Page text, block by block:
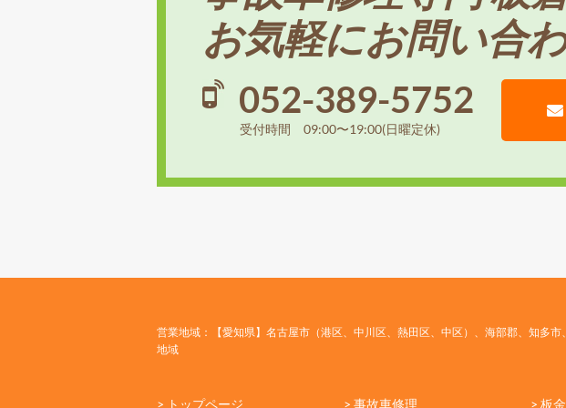
お気軽にお問い合
052-389-5752
受付時間 09:00〜19:00(日曜定休)
営業地域：【愛知県】名古屋市（港区、中川区、熱田区、中区）、海部郡、知多
地域
> トップページ > 事故車修理 > 板